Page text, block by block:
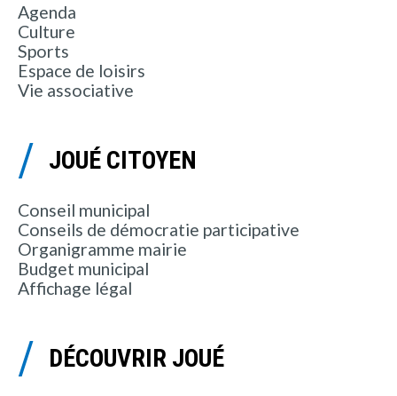
Agenda
Culture
Sports
Espace de loisirs
Vie associative
JOUÉ CITOYEN
Conseil municipal
Conseils de démocratie participative
Organigramme mairie
Budget municipal
Affichage légal
DÉCOUVRIR JOUÉ